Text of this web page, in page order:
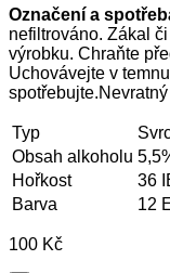
Označení a
nefiltrováno. Zákal
výrobku. Chraňte
Uchovávejte v
Typ
Obsah alkoholu
Hořkost
36
Barva
12
100 Kč